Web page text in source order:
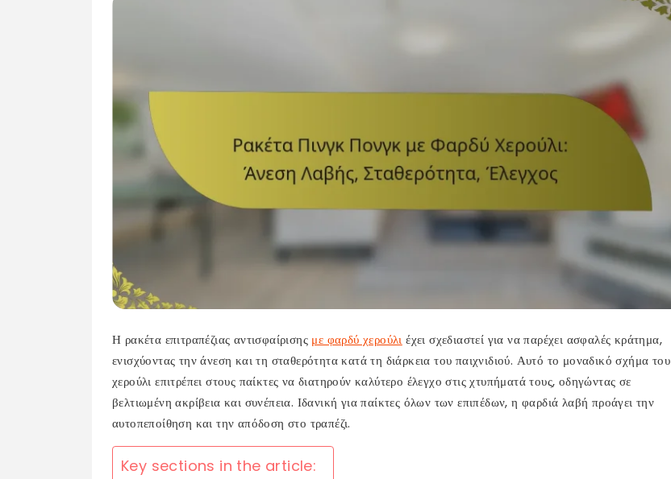
Η ρακέτα επιτραπέζιας αντισφαίρισης με φαρδύ χερούλι έχει σχεδιαστεί για να παρέχει ασφαλές κράτημα,
ενισχύοντας την άνεση και τη σταθερότητα κατά τη διάρκεια του παιχνιδιού. Αυτό το μοναδικό σχήμα του
χερούλι επιτρέπει στους παίκτες να διατηρούν καλύτερο έλεγχο στις χτυπήματά τους, οδηγώντας σε
βελτιωμένη ακρίβεια και συνέπεια. Ιδανική για παίκτες όλων των επιπέδων, η φαρδιά λαβή προάγει την
αυτοπεποίθηση και την απόδοση στο τραπέζι.
Key sections in the article: